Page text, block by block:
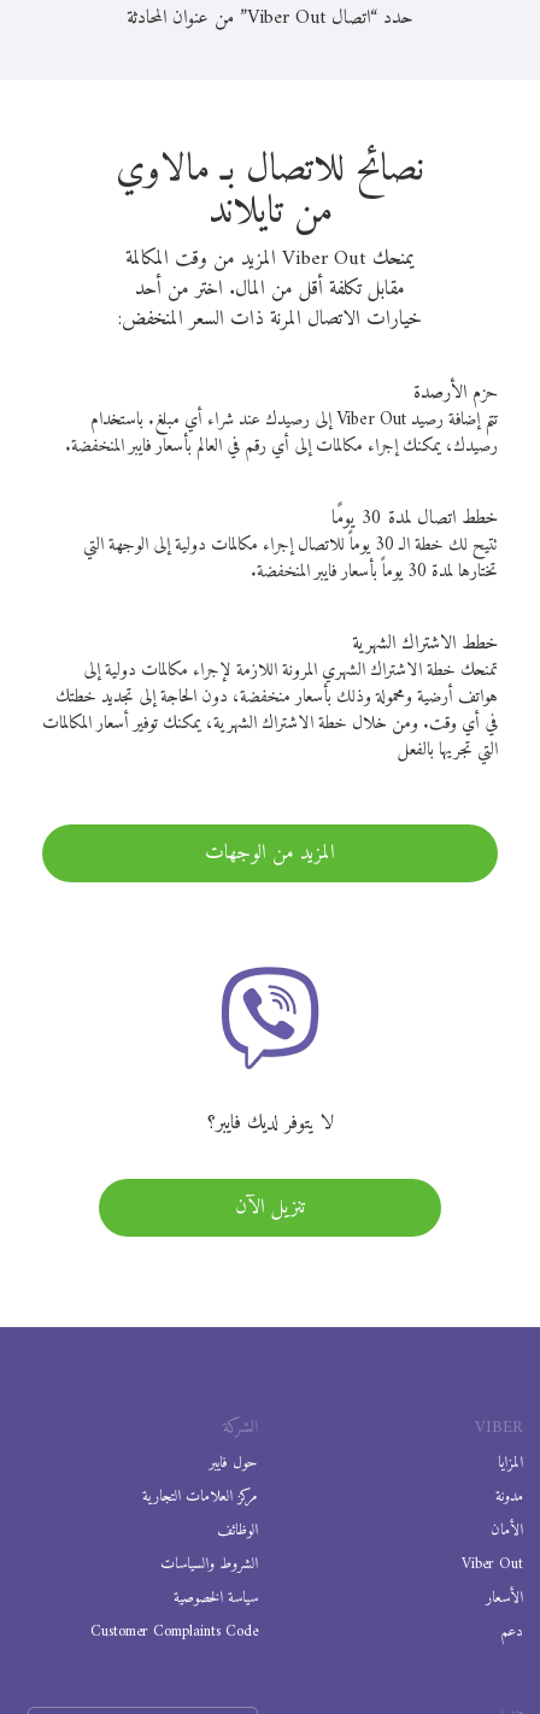
حدد “اتصال Viber Out” من عنوان المحادثة
نصائح للاتصال بـ مالاوي
من تايلاند
يمنحك Viber Out المزيد من وقت المكالمة
مقابل تكلفة أقل من المال. اختر من أحد
خيارات الاتصال المرنة ذات السعر المنخفض:
حزم الأرصدة
تتم إضافة رصيد Viber Out إلى رصيدك عند شراء أي مبلغ. باستخدام
رصيدك، يمكنك إجراء مكالمات إلى أي رقم في العالم بأسعار فايبر المنخفضة.
خطط اتصال لمدة 30 يومًا
تتيح لك خطة الـ 30 يوماً للاتصال إجراء مكالمات دولية إلى الوجهة التي
تختارها لمدة 30 يوماً بأسعار فايبر المنخفضة.
خطط الاشتراك الشهرية
تمنحك خطة الاشتراك الشهري المرونة اللازمة لإجراء مكالمات دولية إلى
هواتف أرضية ومحمولة وذلك بأسعار منخفضة، دون الحاجة إلى تجديد خطتك
في أي وقت. ومن خلال خطة الاشتراك الشهرية، يمكنك توفير أسعار المكالمات
التي تجريها بالفعل
المزيد من الوجهات
لا يتوفر لديك فايبر؟
تنزيل الآن
VIBER
المزايا
مدونة
الأمان
Viber Out
الأسعار
دعم
الشركة
حول فايبر
مركز العلامات التجارية
الوظائف
الشروط والسياسات
سياسة الخصوصية
Customer Complaints Code